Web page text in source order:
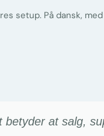
setup. På dansk,
at salg,